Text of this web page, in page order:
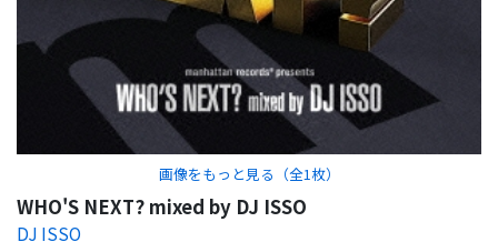
画像をもっと見る（全1 枚）
WHO'S NEXT? mixed by DJ ISSO
DJ ISSO